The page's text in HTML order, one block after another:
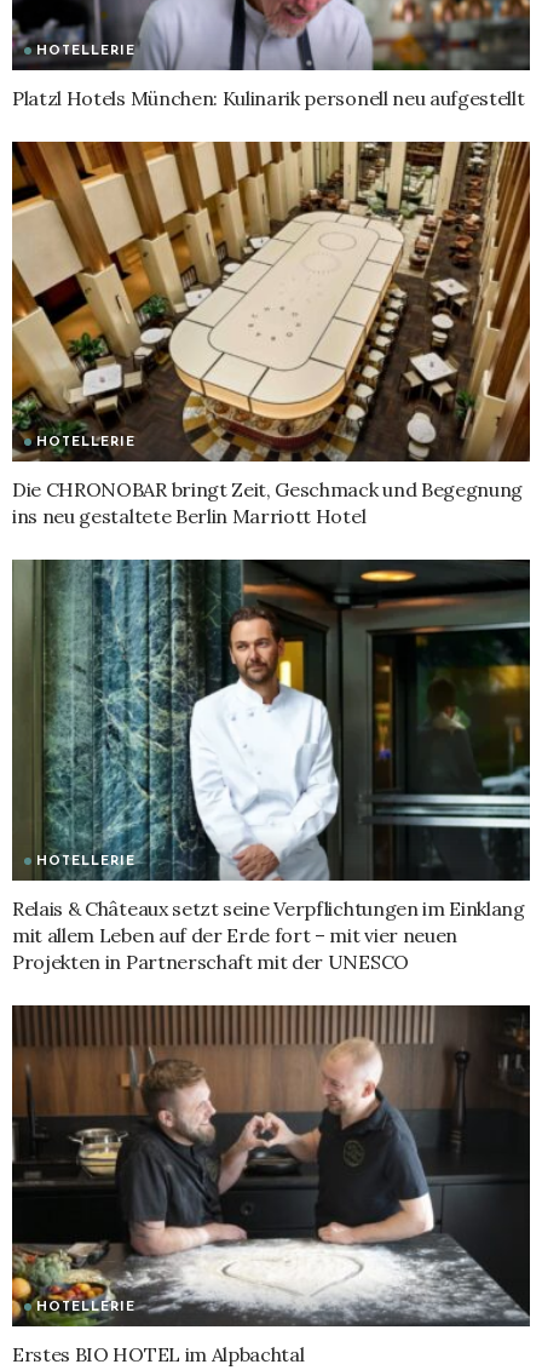
HOTELLERIE
Platzl Hotels München: Kulinarik personell neu aufgestellt
HOTELLERIE
Die CHRONOBAR bringt Zeit, Geschmack und Begegnung
ins neu gestaltete Berlin Marriott Hotel
HOTELLERIE
Relais & Châteaux setzt seine Verpflichtungen im Einklang
mit allem Leben auf der Erde fort – mit vier neuen
Projekten in Partnerschaft mit der UNESCO
HOTELLERIE
Erstes BIO HOTEL im Alpbachtal